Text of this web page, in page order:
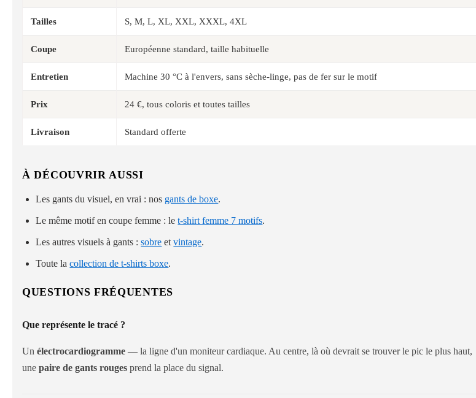
Tailles S, M, L, XL, XXL, XXXL, 4XL
Coupe Européenne standard, taille habituelle
Entretien Machine 30 °C à l'envers, sans sèche-linge, pas de fer sur le motif
Prix 24 €, tous coloris et toutes tailles
Livraison Standard offerte
À DÉCOUVRIR AUSSI
Les gants du visuel, en vrai : nos gants de boxe.
Le même motif en coupe femme : let-shirt femme 7 motifs.
Les autres visuels à gants :sobre etvintage.
Toute lacollection de t-shirts boxe.
QUESTIONS FRÉQUENTES
Que représente le tracé ?
Un électrocardiogramme — la ligne d'un moniteur cardiaque. Au centre, là où devrait se trouver le pic le plus haut,
une paire de gants rouges prend la place du signal.